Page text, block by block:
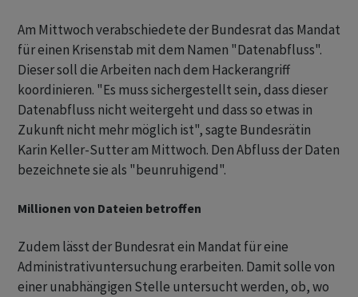
Am Mittwoch verabschiedete der Bundesrat das Mandat
für einen Krisenstab mit dem Namen "Datenabfluss".
Dieser soll die Arbeiten nach dem Hackerangriff
koordinieren. "Es muss sichergestellt sein, dass dieser
Datenabfluss nicht weitergeht und dass so etwas in
Zukunft nicht mehr möglich ist", sagte Bundesrätin
Karin Keller-Sutter am Mittwoch. Den Abfluss der Daten
bezeichnete sie als "beunruhigend".
Millionen von Dateien betroffen
Zudem lässt der Bundesrat ein Mandat für eine
Administrativuntersuchung erarbeiten. Damit solle von
einer unabhängigen Stelle untersucht werden, ob, wo